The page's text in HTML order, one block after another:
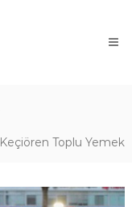
Keçiören Toplu Yemek